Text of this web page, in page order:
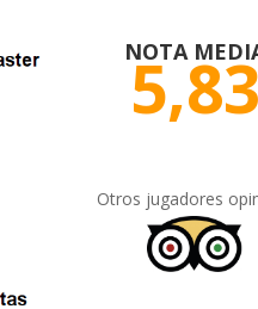
NOTA
Otros jugadores